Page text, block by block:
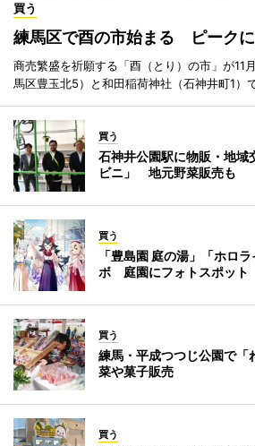
買う
練馬区で酉の市始まる ピーク
商売繁盛を祈願する「酉（とり）の市」が11
馬区豊玉北5）と和田稲荷神社（石神井町1）
買う
石神井公園駅に物販・地域
ビニ」 地元野菜販売も
買う
「豊島園 庭の湯」「ホロ
ボ 庭園にフォトスポット
買う
練馬・平成つつじ公園で
菜や菓子販売
買う